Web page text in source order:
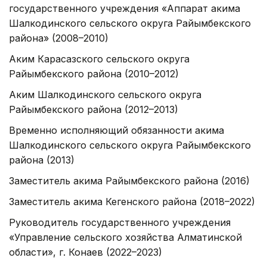
государственного учреждения «Аппарат акима
Шалкодинского сельского округа Райымбекского
района» (2008–2010)
Аким Карасазского сельского округа
Райымбекского района (2010–2012)
Аким Шалкодинского сельского округа
Райымбекского района (2012–2013)
Временно исполняющий обязанности акима
Шалкодинского сельского округа Райымбекского
района (2013)
Заместитель акима Райымбекского района (2016)
Заместитель акима Кегенского района (2018–2022)
Руководитель государственного учреждения
«Управление сельского хозяйства Алматинской
области», г. Конаев (2022–2023)